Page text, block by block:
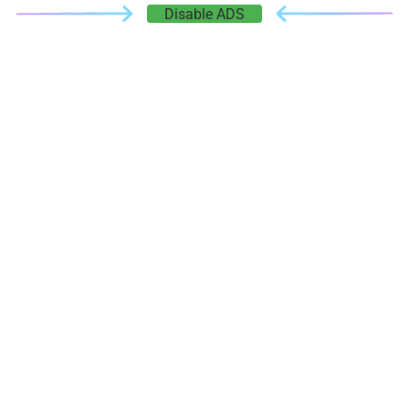
Disable ADS